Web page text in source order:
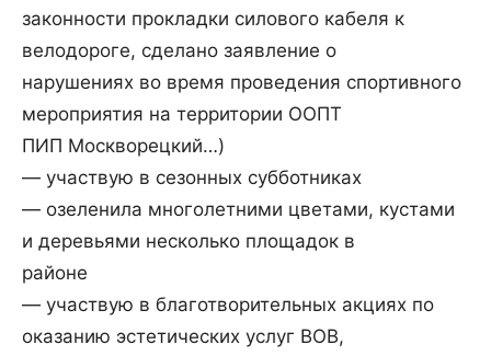
законности прокладки силового кабеля к
велодороге, сделано заявление о
нарушениях во время проведения спортивного
мероприятия на территории ООПТ
ПИП Москворецкий…)
— участвую в сезонных субботниках
— озеленила многолетними цветами, кустами
и деревьями несколько площадок в
районе
— участвую в благотворительных акциях по
оказанию эстетических услуг ВОВ,